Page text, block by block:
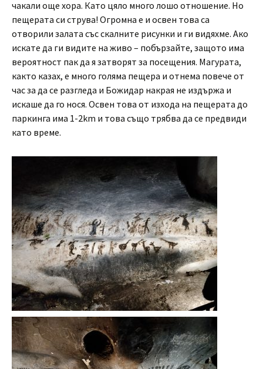
чакали още хора. Като цяло много лошо отношение. Но
пещерата си струва! Огромна е и освен това са
отворили залата със скалните рисунки и ги видяхме. Ако
искате да ги видите на живо – побързайте, защото има
вероятност пак да я затворят за посещения. Магурата,
както казах, е много голяма пещера и отнема повече от
час за да се разгледа и Божидар накрая не издържа и
искаше да го нося. Освен това от изхода на пещерата до
паркинга има 1-2km и това също трябва да се предвиди
като време.